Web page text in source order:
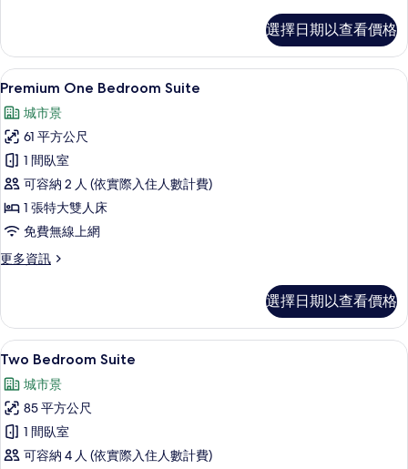
Suite
的
詳
選擇日期以查看價格
顯
示
Premium
One
Bedroom
Suite
的
所
有
Premium One Bedroom Suite | 羽絨
16
Premium One Bedroom Suite
城市景
61 平方公尺
1 間臥室
可容納 2 人 (依實際入住人數計費)
1 張特大雙人床
免費無線上網
更多資訊
更
Bedroom
Suite
的
情
選擇日期以查看價格
顯
示
Two
Bedroom
Suite
的
Two Bedroom Suite | 羽絨被、迷你吧
9
Two Bedroom Suite
城市景
85 平方公尺
1 間臥室
可容納 4 人 (依實際入住人數計費)